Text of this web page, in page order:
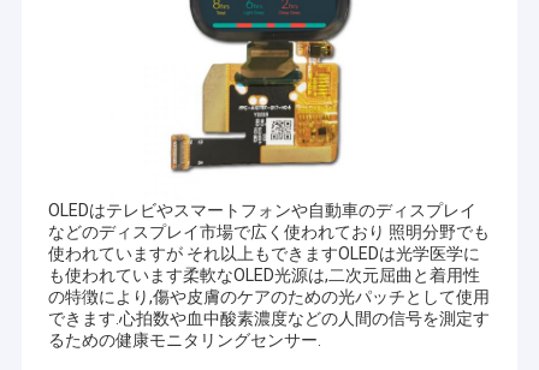
OLEDはテレビやスマートフォンや自動車のディスプレイ
などのディスプレイ市場で広く使われており 照明分野でも
使われていますが それ以上もできますOLEDは光学医学に
も使われています柔軟なOLED光源は,二次元屈曲と着用性
の特徴により,傷や皮膚のケアのための光パッチとして使用
できます.心拍数や血中酸素濃度などの人間の信号を測定す
るための健康モニタリングセンサー.